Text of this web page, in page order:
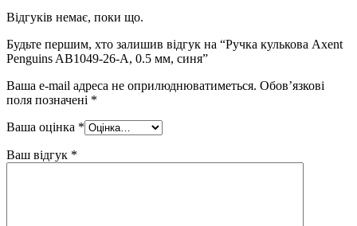
Відгуків немає, поки що.
Будьте першим, хто залишив відгук на “Ручка кулькова Axent
Penguins AB1049-26-A, 0.5 мм, синя”
Ваша e-mail адреса не оприлюднюватиметься. Обов’язкові
поля позначені *
Ваша оцінка *
Ваш відгук *